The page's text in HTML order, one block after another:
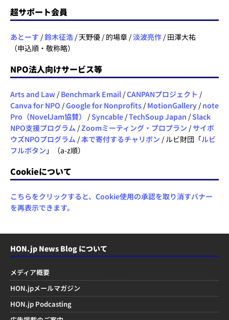
超サポート会員
あとーす /鈴木征浩 / 天野優 / 的場章 /淡波亮作 / 田澤大祐
（申込順・敬称略）
NPO法人向けサービス等
Arts and Law / Benchmark Email /CANPANプロジェクト /
Canva for NPO /Google for Nonprofits / MotionGallery / note
Pro（NovelJam協賛）
/Syncable /TechSoup Japan /Slack
NPO支援プログラム /Zoomミーティング・プロプラン /サイボ
ウズNPOプログラム /本で寄付するチャリボン / ルビ財団「ルビ
フルボタン 」（a-z順）
Cookieについて
こちらをクリックすると、Cookie使用の承認を取り消すバナー
を再表示できます。
HON.jp News Blog について
メディア概要
HON.jpメールマガジン
HON.jp Podcasting